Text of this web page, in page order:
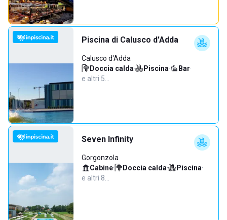
Piscina di Calusco d'Adda
Calusco d'Adda
Doccia calda· Piscina· Bar·
e altri 5…
Seven Infinity
Gorgonzola
Cabine· Doccia calda· Piscina·
e altri 8…